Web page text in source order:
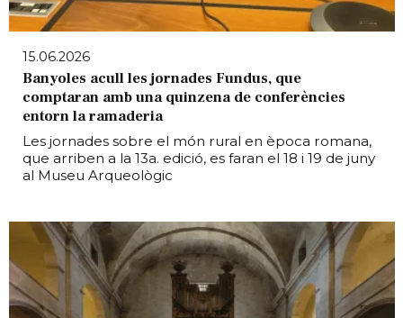
15.06.2026
Banyoles acull les jornades Fundus, que
comptaran amb una quinzena de conferències
entorn la ramaderia
Les jornades sobre el món rural en època romana,
que arriben a la 13a. edició, es faran el 18 i 19 de juny
al Museu Arqueològic